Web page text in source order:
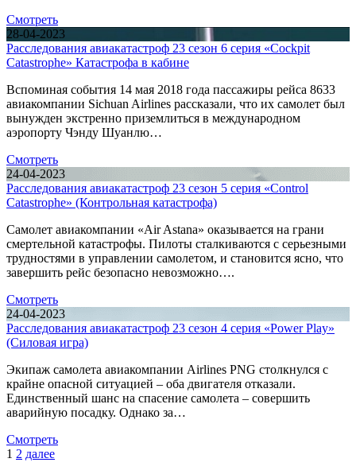
Смотреть
28-04-2023
Расследования авиакатастроф 23 сезон 6 серия «Cockpit
Catastrophe» Катастрофа в кабине
Вспоминая события 14 мая 2018 года пассажиры рейса 8633
авиакомпании Sichuan Airlines рассказали, что их самолет был
вынужден экстренно приземлиться в международном
аэропорту Чэнду Шуанлю…
Смотреть
24-04-2023
Расследования авиакатастроф 23 сезон 5 серия «Control
Catastrophe» (Контрольная катастрофа)
Самолет авиакомпании «Air Astana» оказывается на грани
смертельной катастрофы. Пилоты сталкиваются с серьезными
трудностями в управлении самолетом, и становится ясно, что
завершить рейс безопасно невозможно….
Смотреть
24-04-2023
Расследования авиакатастроф 23 сезон 4 серия «Power Play»
(Силовая игра)
Экипаж самолета авиакомпании Airlines PNG столкнулся с
крайне опасной ситуацией – оба двигателя отказали.
Единственный шанс на спасение самолета – совершить
аварийную посадку. Однако за…
Смотреть
1 2 далее